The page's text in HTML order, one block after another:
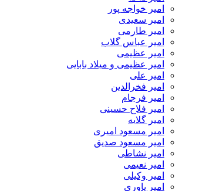
امیر خواجه پور
امیر سعیدی
امیر طارمی
امیر عباس گلاب
امیر عظیمی
امیر عظیمی و میلاد بابایی
امیر علی
امیر فخرالدین
امیر فرجام
امیر فلاح حسینی
امیر گلایه
امیر مسعود امیری
امیر مسعود صدیق
امیر نشاطی
امیر نعیمی
امیر وکیلی
امیر یاوری